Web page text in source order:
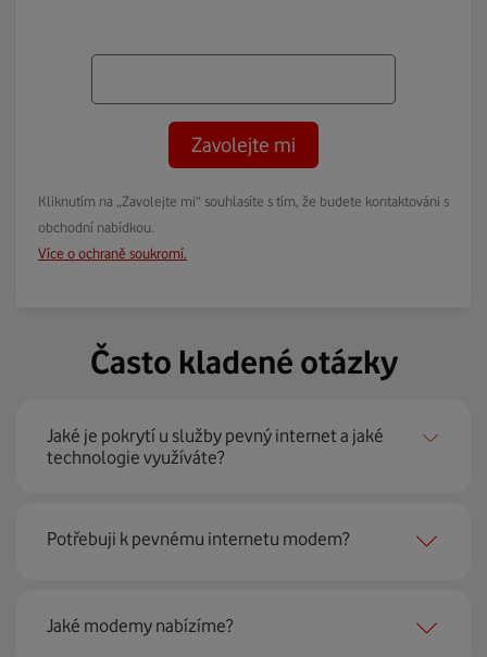
Zavolejte mi
Kliknutím na „Zavolejte mi“ souhlasíte s tím, že budete kontaktováni s
obchodní nabídkou.
Více o ochraně soukromí.
Často kladené otázky
Jaké je pokrytí u služby pevný internet a jaké
technologie využíváte?
Pevný internet můžeme nabídnout
domácností
Potřebuji k pevnému internetu modem?
Ano, potřebujete. Rádi vám ho poskytneme na splátky. U
modemu od Vodafonu navíc garantujeme plnou
Jaké modemy nabízíme?